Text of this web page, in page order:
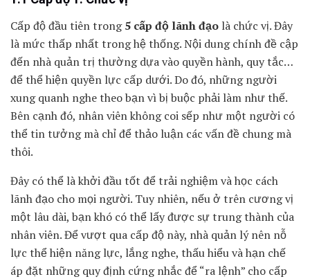
Cấp độ đầu tiên trong5 cấp độ lãnh đạo là chức vị. Đây
là mức thấp nhất trong hệ thống. Nội dung chính đề cập
đến nhà quản trị thường dựa vào quyền hành, quy tắc…
để thể hiện quyền lực cấp dưới. Do đó, những người
xung quanh nghe theo bạn vì bị buộc phải làm như thế.
Bên cạnh đó, nhân viên không coi sếp như một người có
thể tin tưởng mà chỉ để thảo luận các vấn đề chung mà
thôi.
Đây có thể là khởi đầu tốt để trải nghiệm và học cách
lãnh đạo cho mọi người. Tuy nhiên, nếu ở trên cương vị
một lâu dài, bạn khó có thể lấy được sự trung thành của
nhân viên. Để vượt qua cấp độ này, nhà quản lý nên nỗ
lực thể hiện năng lực, lắng nghe, thấu hiểu và hạn chế
áp đặt những quy định cứng nhắc để “ra lệnh” cho cấp